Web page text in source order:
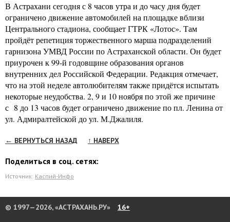
В Астрахани сегодня с 8 часов утра и до часу дня будет
ограничено движение автомобилей на площадке вблизи
Центрального стадиона, сообщает ГТРК «Лотос». Там
пройдёт репетиция торжественного марша подразделений
гарнизона УМВД России по Астраханской области. Он будет
приурочен к 99-й годовщине образования органов
внутренних дел Российской Федерации. Редакция отмечает,
что на этой неделе автолюбителям также придётся испытать
некоторые неудобства. 2, 9 и 10 ноября по этой же причине
с 8 до 13 часов будет ограничено движение по пл. Ленина от
ул. Адмиралтейской до ул. М.Джалиля.
← ВЕРНУТЬСЯ НАЗАД ↑ НАВЕРХ
Поделиться в соц. сетях:
Источник: Каспий-Инфо
© 1997—2026, «АСТРАХАНЬ.РУ» 16+